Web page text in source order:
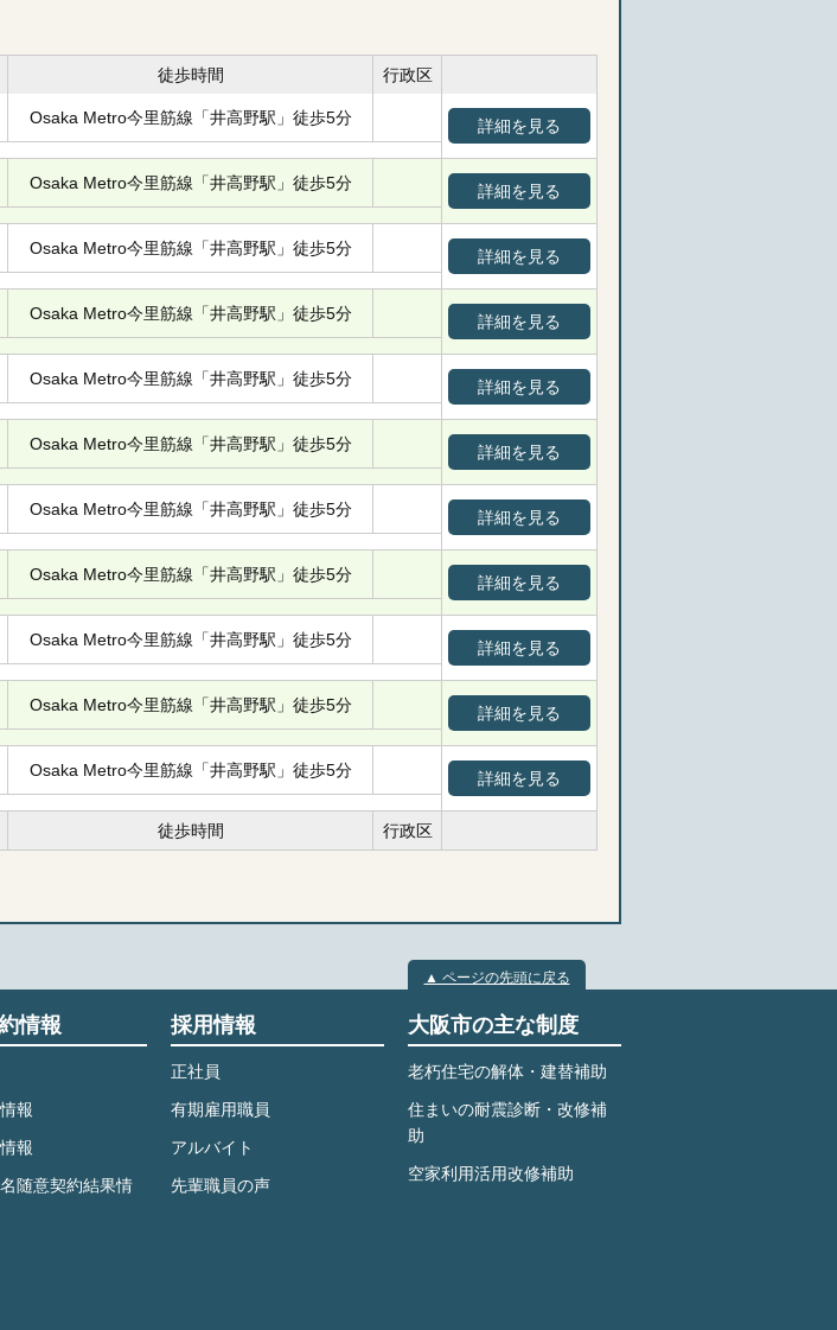
徒歩時間 行政区
徒歩時間 行政区
Osaka Metro今里筋線「井高野駅」徒歩5分 詳細を見る
Osaka Metro今里筋線「井高野駅」徒歩5分 詳細を見る
Osaka Metro今里筋線「井高野駅」徒歩5分 詳細を見る
Osaka Metro今里筋線「井高野駅」徒歩5分 詳細を見る
Osaka Metro今里筋線「井高野駅」徒歩5分 詳細を見る
Osaka Metro今里筋線「井高野駅」徒歩5分 詳細を見る
Osaka Metro今里筋線「井高野駅」徒歩5分 詳細を見る
Osaka Metro今里筋線「井高野駅」徒歩5分 詳細を見る
Osaka Metro今里筋線「井高野駅」徒歩5分 詳細を見る
Osaka Metro今里筋線「井高野駅」徒歩5分 詳細を見る
Osaka Metro今里筋線「井高野駅」徒歩5分 詳細を見る
▲ ページの先頭に戻る
情報
報
報
随意契約結果情
採用情報
正社員
有期雇用職員
アルバイト
先輩職員の声
大阪市の主な制度
老朽住宅の解体・建替補助
住まいの耐震診断・改修補
助
空家利用活用改修補助